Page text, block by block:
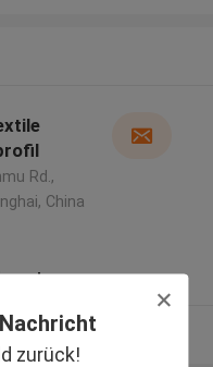
zurück!
Rd.,
China
an